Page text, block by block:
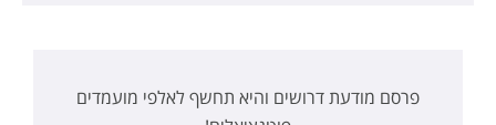
פרסם מודעת דרושים והיא תחשף לאלפי מועמדים